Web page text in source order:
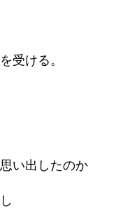
受ける。
い出したのか